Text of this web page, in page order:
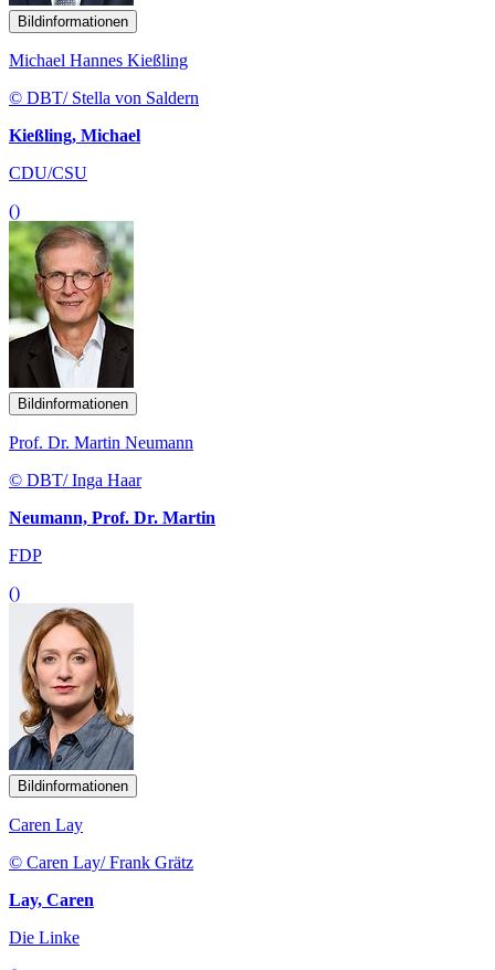
Bildinformationen
Michael Hannes Kießling
© DBT/ Stella von Saldern
Kießling, Michael
CDU/CSU
()
Bildinformationen
Prof. Dr. Martin Neumann
© DBT/ Inga Haar
Neumann, Prof. Dr. Martin
FDP
()
Bildinformationen
Caren Lay
© Caren Lay/ Frank Grätz
Lay, Caren
Die Linke